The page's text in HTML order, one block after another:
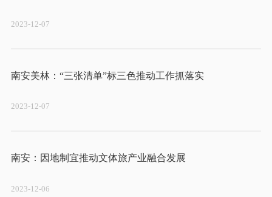
2023-12-07
南安美林：“三张清单”标三色推动工作抓落实
2023-12-07
2023-12-06